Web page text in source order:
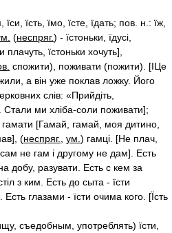
їси, їсть, їмо, їсте, їдать; пов. н.: їж,
(неспряг.) - їстоньки, їдусі,
плачуть, їстоньки хочуть],
спожити), поживати (пожити). [ІЦе
а він уже поклав ложку. Його
слів: «Прийдіть,
Стали ми хліба-соли поживати];
[Гамай, гамай, моя дитино,
(неспряг. ум. ) гамці. [Не плач,
не гам і другому не дам]. Есть
добу, разувати. Есть с кем за
з ким. Есть до сыта - їсти
глазами - їсти очима кого. [Їсть
съедобным, употреблять) їсти,